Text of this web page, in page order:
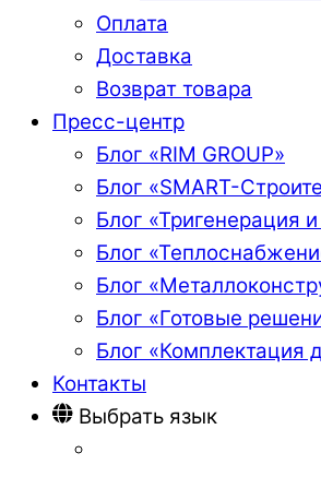
Оплата
Доставка
Возврат товара
Пресс-центр
Блог «RIM GROUP»
Блог «SMART-
Блог «Тригенерация
Блог
Блог
Блог «Готовые
Блог «Комплектация
Контакты
Выбрать язык